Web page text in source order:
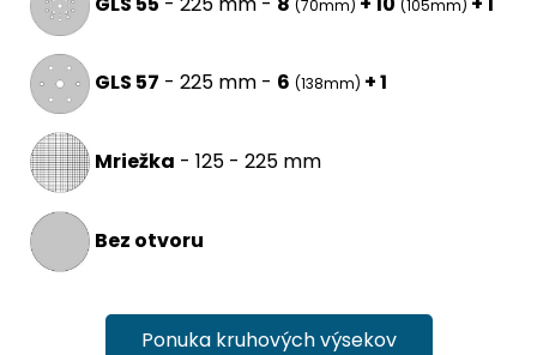
(70mm) (105mm)
GLS 57 - 225 mm - 6 (138mm) + 1
Mriežka - 125 - 225 mm
Bez otvoru
Ponuka kruhových výsekov